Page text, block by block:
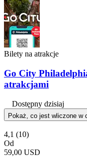
Bilety na atrakcje
Go City
atrakcjami
Dostępny dzisiaj
Pokaż, co jest wliczone w
4,1 (10)
Od
59,00 USD